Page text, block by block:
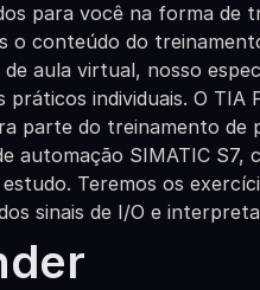
para você na forma
o conteúdo do
aula virtual, nosso
individuais. O
parte do treinamento
automação SIMATIC
Teremos os
sinais de I/O e